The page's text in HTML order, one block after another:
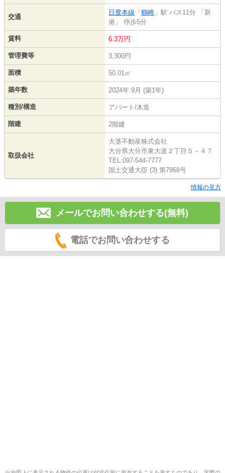
交通
日豊本線 「 鶴崎 」駅 バス11分 「新
港」 停歩5分
賃料 6.3万円
管理費等 3,300円
面積 50.01㎡
築年数 2024年 9月 (築1年)
種別/構造 アパート/木造
階建 2階建
取扱会社
大茎不動産株式会社
大分県大分市東大道２丁目５－４７
TEL:097-544-7777
国土交通大臣 (3) 第7968号
情報の見方
メールでお問い合わせする(無料)
電話でお問い合わせする